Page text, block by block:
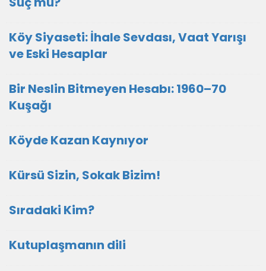
Köy Siyaseti: İhale Sevdası, Vaat Yarışı
ve Eski Hesaplar
Bir Neslin Bitmeyen Hesabı: 1960–70
Kuşağı
Köyde Kazan Kaynıyor
Kürsü Sizin, Sokak Bizim!
Sıradaki Kim?
Kutuplaşmanın dili